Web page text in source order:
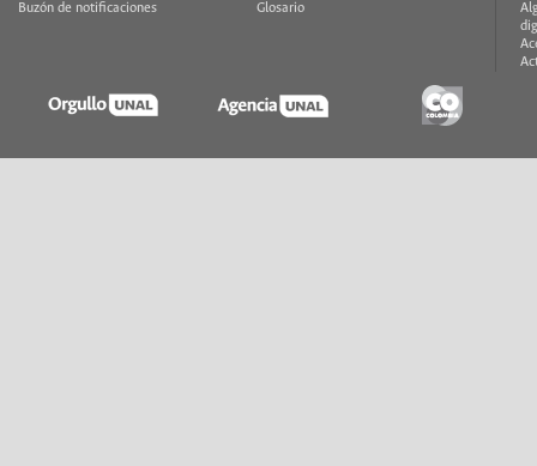
Buzón de notificaciones
Glosario